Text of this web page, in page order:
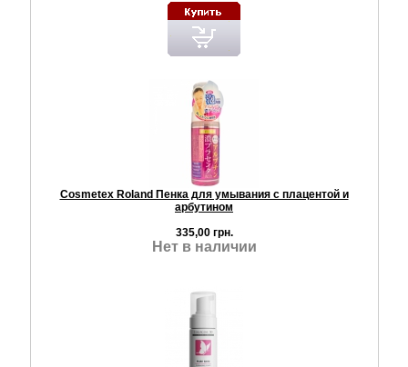
Cosmetex Roland Пенка для умывания с плацентой и
арбутином
335,00 грн.
Нет в наличии